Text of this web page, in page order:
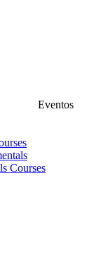
Eventos
Courses